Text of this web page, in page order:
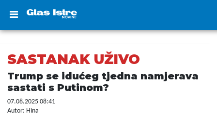
SASTANAK UŽIVO
Trump se idućeg tjedna namjerava
sastati s Putinom?
07.08.2025 08:41
Autor: Hina